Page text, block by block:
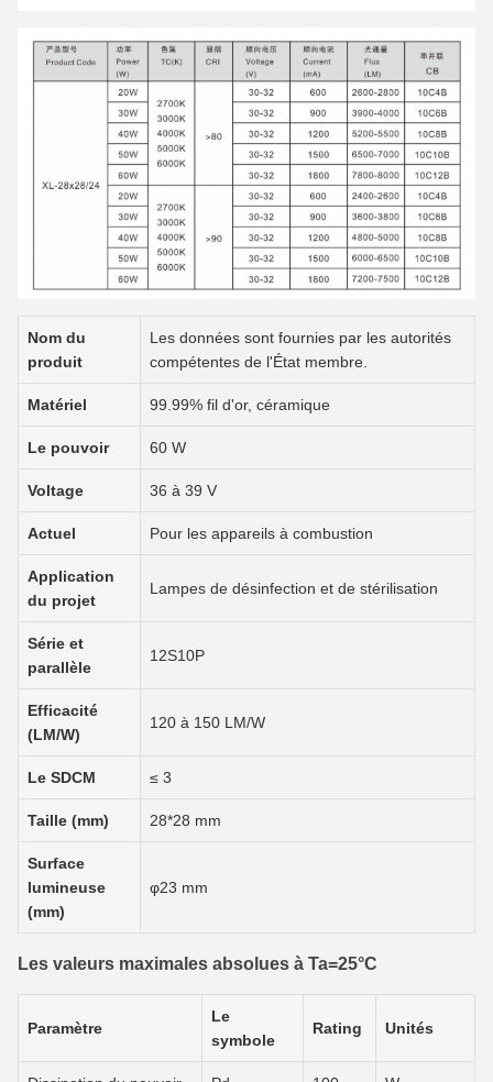
Nom du
produit
Les données sont fournies par les autorités
compétentes de l'État membre.
Matériel 99.99% fil d'or, céramique
Le pouvoir 60 W
Voltage 36 à 39 V
Actuel Pour les appareils à combustion
Application
du projet
Lampes de désinfection et de stérilisation
Série et
parallèle
12S10P
Efficacité
(LM/W)
120 à 150 LM/W
Le SDCM ≤ 3
Taille (mm) 28*28 mm
Surface
lumineuse
(mm)
φ23 mm
Les valeurs maximales absolues à Ta=25°C
Paramètre
Le
symbole
Rating Unités